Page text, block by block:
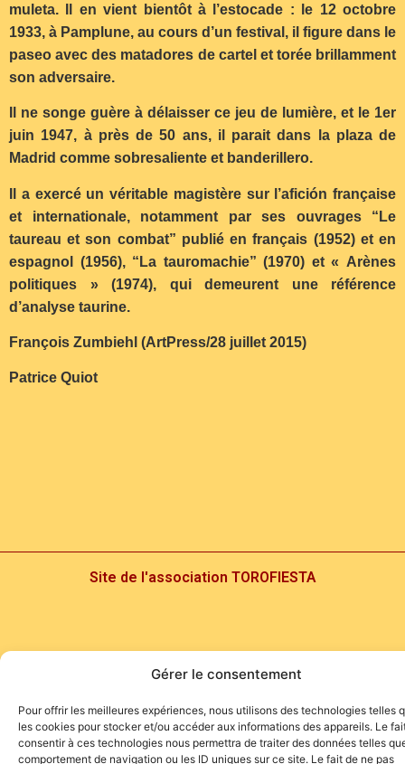
Gérer le consentement
Pour offrir les meilleures expériences, nous utilisons des technologies telles
les cookies pour stocker et/ou accéder aux informations des appareils. Le
consentir à ces technologies nous permettra de traiter des données telles
comportement de navigation ou les ID uniques sur ce site. Le fait de ne pas
muleta. Il en vient bientôt à l’estocade : le 12 octobre
1933, à Pamplune, au cours d’un festival, il figure dans le
paseo avec des matadores de cartel et torée brillamment
son adversaire.
Il ne songe guère à délaisser ce jeu de lumière, et le 1er
juin 1947, à près de 50 ans, il parait dans la plaza de
Madrid comme sobresaliente et banderillero.
Il a exercé un véritable magistère sur l’afición française
et internationale, notamment par ses ouvrages “Le
taureau et son combat” publié en français (1952) et en
espagnol (1956), “La tauromachie” (1970) et « Arènes
politiques » (1974), qui demeurent une référence
d’analyse taurine.
François Zumbiehl (ArtPress/28 juillet 2015)
Patrice Quiot
Site de l'association TOROFIESTA